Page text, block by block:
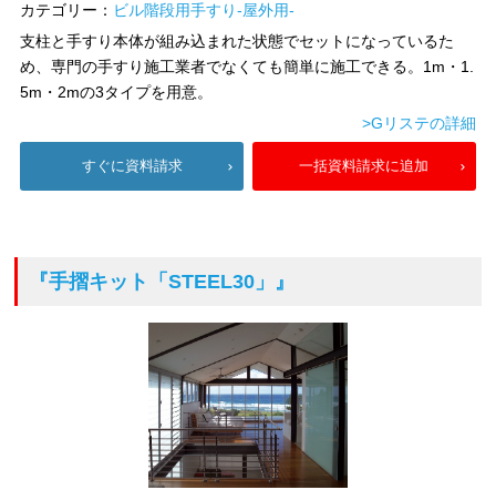
カテゴリー： ビル階段用手すり-屋外用-
支柱と手すり本体が組み込まれた状態でセットになっているた
め、専門の手すり施工業者でなくても簡単に施工できる。1m・1.
5m・2mの3タイプを用意。
>Gリステの詳細
すぐに資料請求 一括資料請求に追加
『手摺キット「STEEL30」』